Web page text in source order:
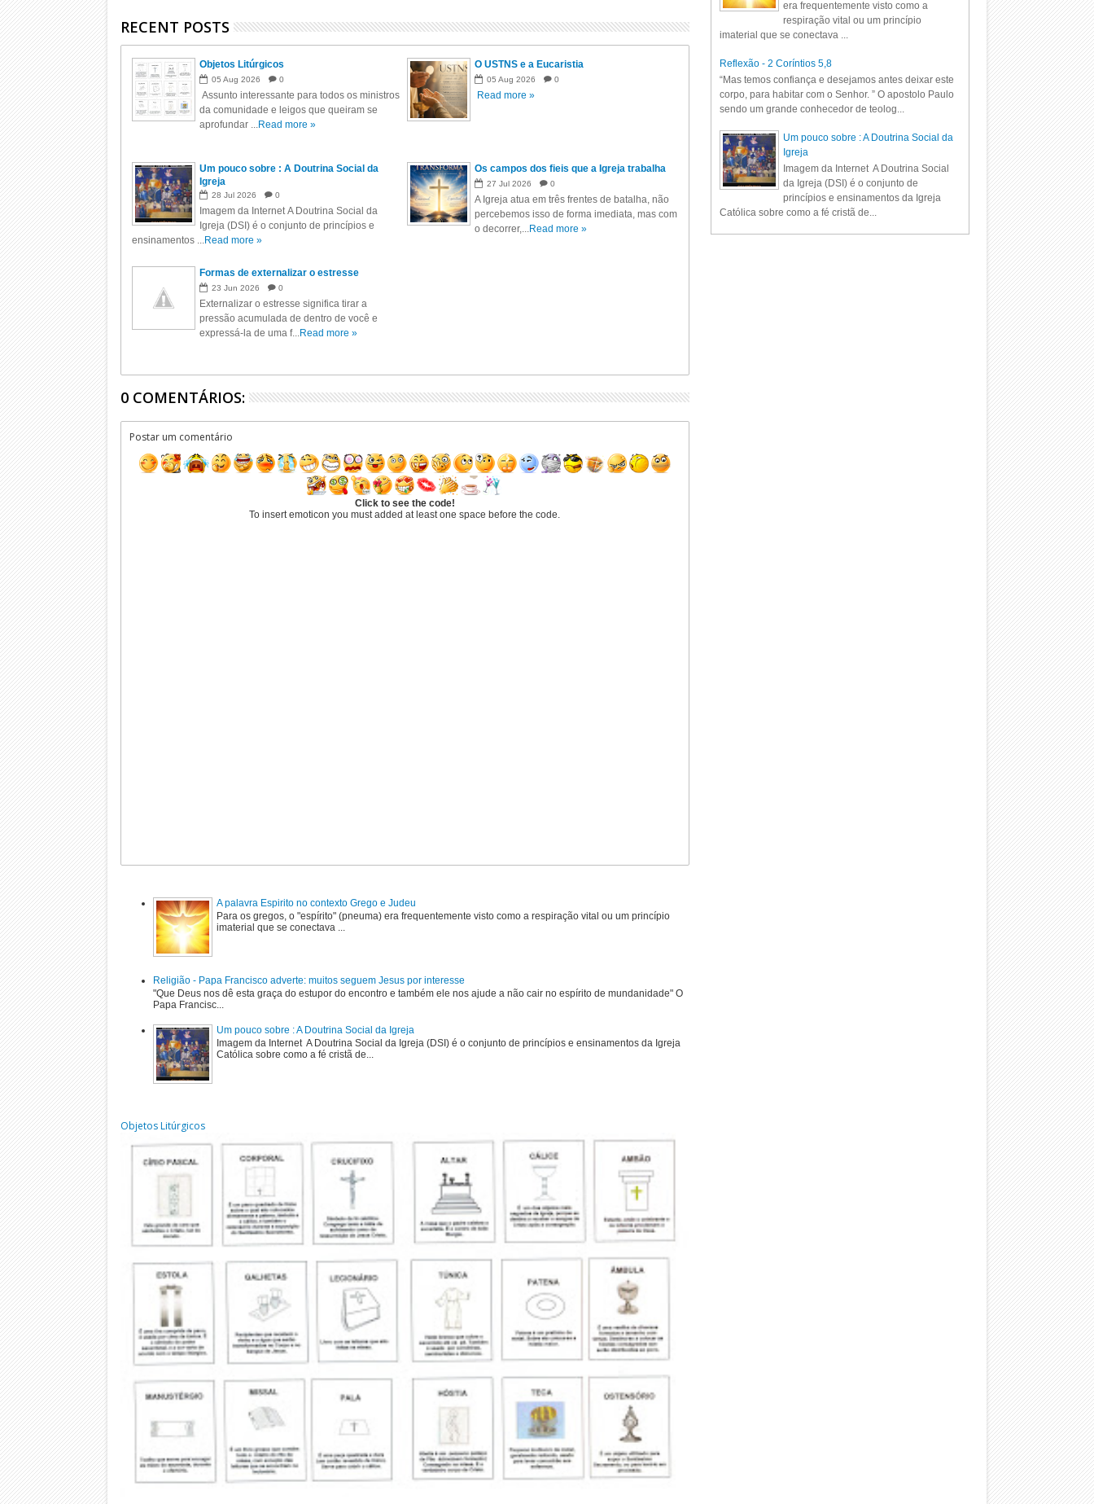
RECENT POSTS
Objetos Litúrgicos
05 Aug 2026 0
Assunto interessante para todos os ministros
da comunidade e leigos que queiram se
aprofundar ...Read more »
O USTNS e a Eucaristia
05 Aug 2026 0
Read more »
Um pouco sobre : A Doutrina Social da
Igreja
28 Jul 2026 0
Imagem da Internet A Doutrina Social da
Igreja (DSI) é o conjunto de princípios e
ensinamentos ...Read more »
Os campos dos fieis que a Igreja trabalha
27 Jul 2026 0
A Igreja atua em três frentes de batalha, não
percebemos isso de forma imediata, mas com
o decorrer,...Read more »
Formas de externalizar o estresse
23 Jun 2026 0
Externalizar o estresse significa tirar a
pressão acumulada de dentro de você e
expressá-la de uma f...Read more »
0 COMENTÁRIOS:
Postar um comentário
Click to see the code!
To insert emoticon you must added at least one space before the code.
A palavra Espirito no contexto Grego e Judeu
Para os gregos, o "espírito" (pneuma) era frequentemente visto como a respiração vital ou um princípio
imaterial que se conectava ...
Religião - Papa Francisco adverte: muitos seguem Jesus por interesse
"Que Deus nos dê esta graça do estupor do encontro e também ele nos ajude a não cair no espírito de mundanidade" O
Papa Francisc...
Um pouco sobre : A Doutrina Social da Igreja
Imagem da Internet A Doutrina Social da Igreja (DSI) é o conjunto de princípios e ensinamentos da Igreja
Católica sobre como a fé cristã de...
Objetos Litúrgicos
era frequentemente visto como a
respiração vital ou um princípio
imaterial que se conectava ...
Reflexão - 2 Coríntios 5,8
“Mas temos confiança e desejamos antes deixar este
corpo, para habitar com o Senhor. ” O apostolo Paulo
sendo um grande conhecedor de teolog...
Um pouco sobre : A Doutrina Social da
Igreja
Imagem da Internet A Doutrina Social
da Igreja (DSI) é o conjunto de
princípios e ensinamentos da Igreja
Católica sobre como a fé cristã de...